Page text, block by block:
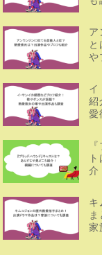
ア
や
イ
紹
愛
介
キ
家